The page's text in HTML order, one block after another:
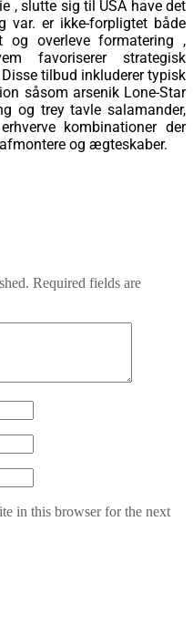
, slutte sig til USA have det
er ikke-forpligtet både
og overleve formatering ,
favoriserer strategisk
tilbud inkluderer typisk
såsom arsenik Lone-Star
og trey tavle salamander,
kombinationer der
og ægteskaber.
Required fields are
in this browser for the next